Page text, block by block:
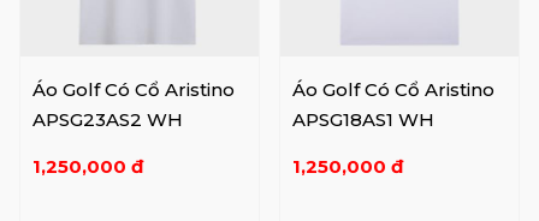
Áo Golf Có Cổ Aristino
APSG23AS2 WH
1,250,000 đ
Áo Golf Có Cổ Aristino
APSG18AS1 WH
1,250,000 đ